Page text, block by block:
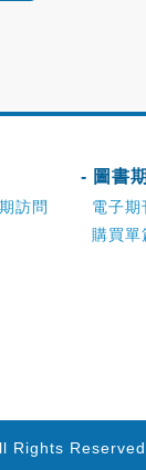
訪問
- 圖書
電子期
購買單
Rights Reserved.